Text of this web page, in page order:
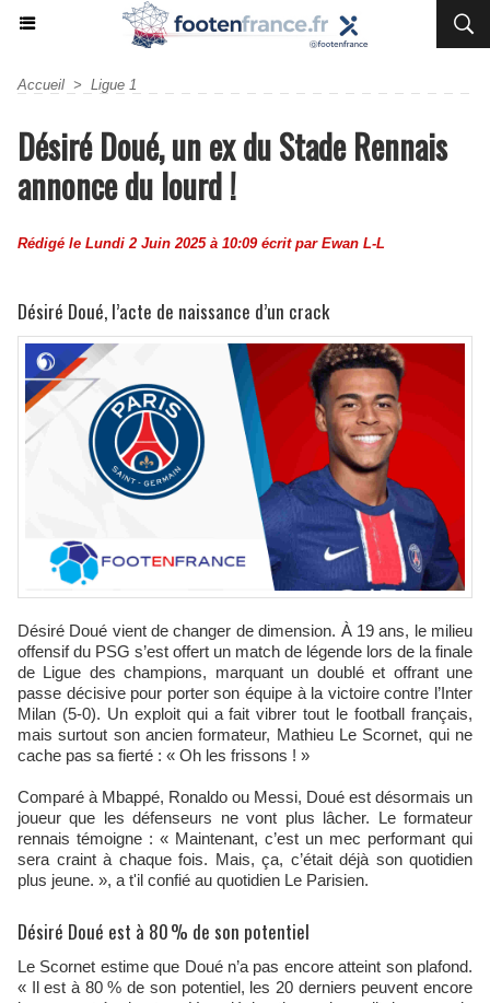
Accueil > Ligue 1
Désiré Doué, un ex du Stade Rennais
annonce du lourd !
Rédigé le Lundi 2 Juin 2025 à 10:09 écrit par Ewan L-L
Désiré Doué, l’acte de naissance d’un crack
Désiré Doué vient de changer de dimension. À 19 ans, le milieu
offensif du PSG s’est offert un match de légende lors de la finale
de Ligue des champions, marquant un doublé et offrant une
passe décisive pour porter son équipe à la victoire contre l’Inter
Milan (5-0). Un exploit qui a fait vibrer tout le football français,
mais surtout son ancien formateur, Mathieu Le Scornet, qui ne
cache pas sa fierté : « Oh les frissons ! »
Comparé à Mbappé, Ronaldo ou Messi, Doué est désormais un
joueur que les défenseurs ne vont plus lâcher. Le formateur
rennais témoigne : « Maintenant, c’est un mec performant qui
sera craint à chaque fois. Mais, ça, c’était déjà son quotidien
plus jeune. », a t'il confié au quotidien Le Parisien.
Désiré Doué est à 80 % de son potentiel
Le Scornet estime que Doué n’a pas encore atteint son plafond.
« Il est à 80 % de son potentiel, les 20 derniers peuvent encore